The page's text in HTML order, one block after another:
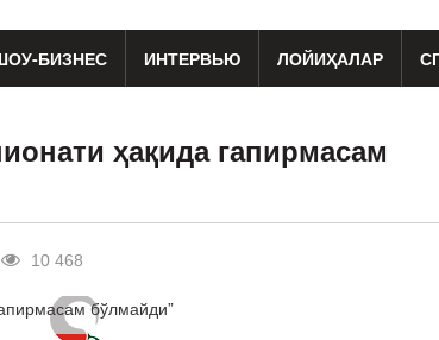
БИЗНЕС ИНТЕРВЬЮ ЛОЙИҲАЛАР
ҳақида гапирмасам
10 468